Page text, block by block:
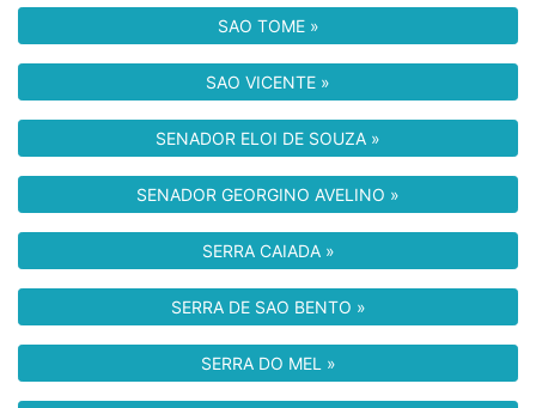
SAO TOME »
SAO VICENTE »
SENADOR ELOI DE SOUZA »
SENADOR GEORGINO AVELINO »
SERRA CAIADA »
SERRA DE SAO BENTO »
SERRA DO MEL »